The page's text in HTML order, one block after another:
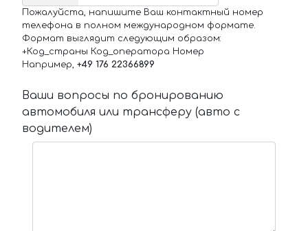
Пожалуйста, напишите Ваш контактный номер
телефона в полном международном формате.
Формат выглядит следующим образом:
+Код_страны Код_оператора Номер
Например, +49 176 22366899
Ваши вопросы по бронированию
автомобиля или трансферу (авто с
водителем)